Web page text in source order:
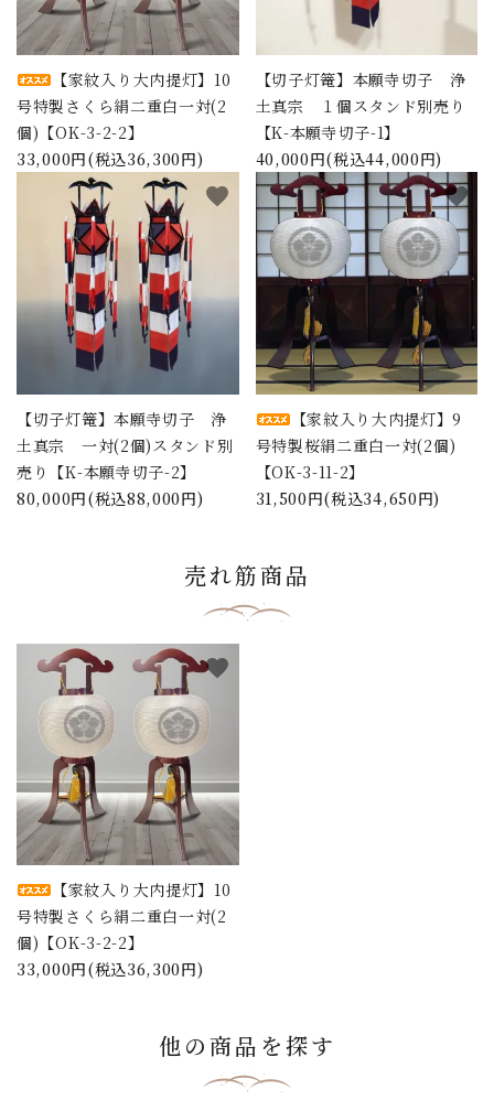
【家紋入り大内提灯】10
号特製さくら絹二重白一対(2
個)【OK-3-2-2】
33,000円(税込36,300円)
【切子灯篭】本願寺切子 浄
土真宗 １個スタンド別売り
【K-本願寺切子-1】
40,000円(税込44,000円)
【切子灯篭】本願寺切子 浄
土真宗 一対(2個)スタンド別
売り【K-本願寺切子-2】
80,000円(税込88,000円)
favorite
【家紋入り大内提灯】9
号特製桜絹二重白一対(2個)
【OK-3-11-2】
31,500円(税込34,650円)
favorite
売れ筋商品
【家紋入り大内提灯】10
号特製さくら絹二重白一対(2
個)【OK-3-2-2】
33,000円(税込36,300円)
favorite
他の商品を探す